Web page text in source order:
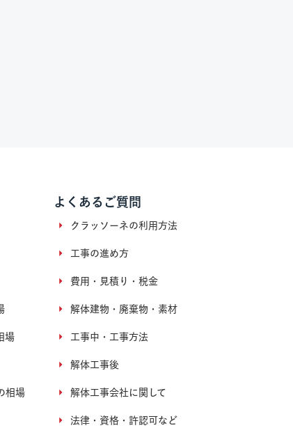
場
相場
よくあるご質問
クラッソーネの利用方法
工事の進め方
費用・見積り・税金
解体建物・廃棄物・素材
工事中・工事方法
解体工事後
解体工事会社に関して
法律・資格・許認可など